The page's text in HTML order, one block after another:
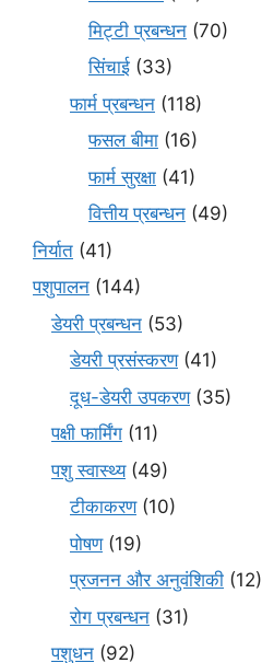
मि‌ट्टी प्रबन्धन (70)
सिंचाई (33)
फार्म प्रबन्धन (118)
फसल बीमा (16)
फार्म सुरक्षा (41)
वित्तीय प्रबन्धन (49)
निर्यात (41)
पशुपालन (144)
डेयरी प्रबन्धन (53)
डेयरी प्रसंस्करण(41)
दूध-डेयरी उपकरण(35)
पक्षी फार्मिंग (11)
पशु स्वास्थ्य(49)
टीकाकरण(10)
पोषण(19)
प्रजनन और अनुवंशिकी (12)
रोग प्रबन्धन (31)
पशुधन (92)